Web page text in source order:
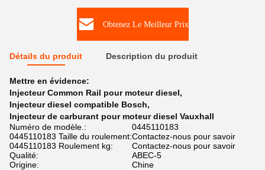
Obtenez Le Meilleur Prix
Détails du produit Description du produit
Mettre en évidence:
Injecteur Common Rail pour moteur diesel,
Injecteur diesel compatible Bosch,
Injecteur de carburant pour moteur diesel Vauxhall
Numéro de modèle.:
0445110183
0445110183 Taille du roulement:Contactez-nous pour savoir
0445110183 Roulement kg:
Contactez-nous pour savoir
Qualité:
ABEC-5
Origine:
Chine